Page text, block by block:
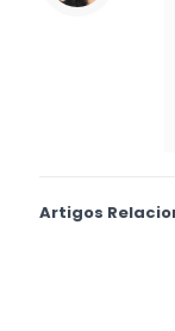
Artigos